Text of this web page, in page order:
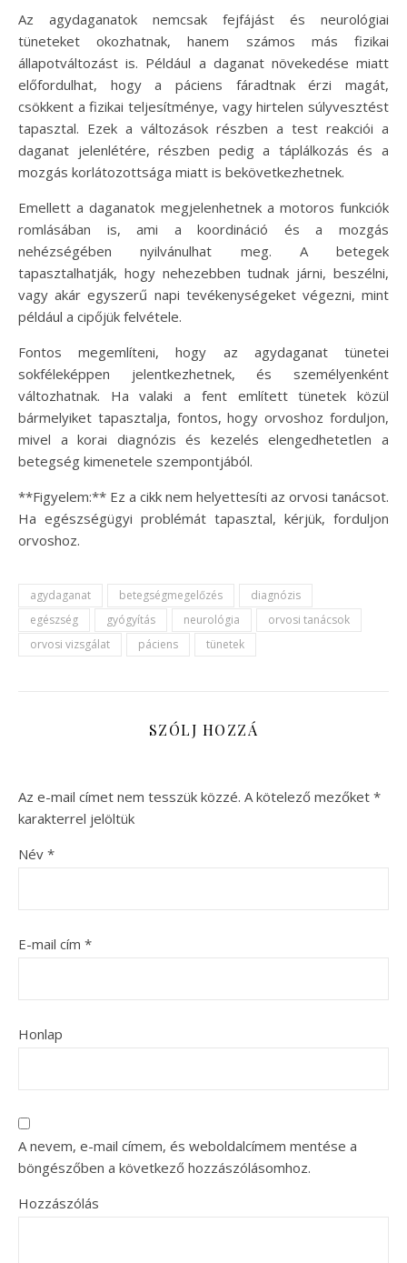
Az agydaganatok nemcsak fejfájást és neurológiai
tüneteket okozhatnak, hanem számos más fizikai
állapotváltozást is. Például a daganat növekedése miatt
előfordulhat, hogy a páciens fáradtnak érzi magát,
csökkent a fizikai teljesítménye, vagy hirtelen súlyvesztést
tapasztal. Ezek a változások részben a test reakciói a
daganat jelenlétére, részben pedig a táplálkozás és a
mozgás korlátozottsága miatt is bekövetkezhetnek.
Emellett a daganatok megjelenhetnek a motoros funkciók
romlásában is, ami a koordináció és a mozgás
nehézségében nyilvánulhat meg. A betegek
tapasztalhatják, hogy nehezebben tudnak járni, beszélni,
vagy akár egyszerű napi tevékenységeket végezni, mint
például a cipőjük felvétele.
Fontos megemlíteni, hogy az agydaganat tünetei
sokféleképpen jelentkezhetnek, és személyenként
változhatnak. Ha valaki a fent említett tünetek közül
bármelyiket tapasztalja, fontos, hogy orvoshoz forduljon,
mivel a korai diagnózis és kezelés elengedhetetlen a
betegség kimenetele szempontjából.
**Figyelem:** Ez a cikk nem helyettesíti az orvosi tanácsot.
Ha egészségügyi problémát tapasztal, kérjük, forduljon
orvoshoz.
agydaganat betegségmegelőzés
diagnózis
egészség
gyógyítás neurológia
orvosi tanácsok
orvosi vizsgálat
páciens tünetek
SZÓLJ HOZZÁ
Az e-mail címet nem tesszük közzé. A kötelező mezőket *
karakterrel jelöltük
Név *
E-mail cím *
Honlap
A nevem, e-mail címem, és weboldalcímem mentése a
böngészőben a következő hozzászólásomhoz.
Hozzászólás